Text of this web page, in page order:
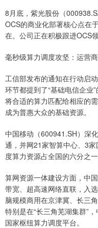
8月底，紫光股份（
OCS的商业化部署核心点在
在。公司正在积极跟进OCS领
毫秒级算力调度攻坚：运营商
工信部发布的通知在行动启
环节都提到了“基础电信企业
将合适的算力匹配给相应的
成为普惠大众的基础资源。
中国移动（600941.SH）深
通，并网21家智算中心、3
度算力资源占全国的六分之一
算网资源一体建设方面，中
带宽、超高速网络直联，入
脑规模商用在京津冀、长三
特别是在“长三角芜湖集群”
国家枢纽算力调度平台。